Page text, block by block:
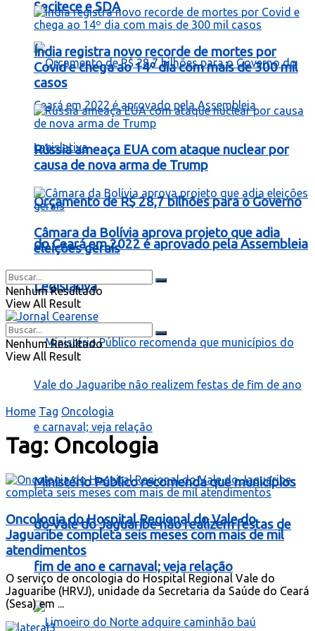
Secitece e SDA
Orçamento de R$ 28,7 bilhões para o Governo
do Ceará em 2022 é aprovado pela Assembleia
Legislativa
Ministério Público recomenda que municípios
do Vale do Jaguaribe não realizem festas de
fim de ano e carnaval; veja relação
Índia registra novo recorde de mortes por
Covid e chega ao 14º dia com mais de 300 mil
casos
Rússia ameaça EUA com ataque nuclear por
causa de nova arma de Trump
Câmara da Bolívia aprova projeto que adia
eleições gerais
Nenhum Resultado
View All Result
Nenhum Resultado
View All Result
Home Tag Oncologia
Tag: Oncologia
Oncologia do Hospital Regional do Vale do
Jaguaribe completa seis meses com mais de mil
atendimentos
O serviço de oncologia do Hospital Regional Vale do
Jaguaribe (HRVJ), unidade da Secretaria da Saúde do Ceará
(Sesa) em ...